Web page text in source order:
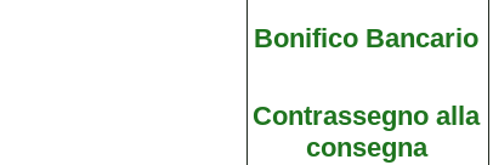
Bonifico Bancario
Contrassegno alla
consegna